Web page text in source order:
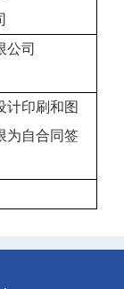
公司
计印刷和图
为自合同签